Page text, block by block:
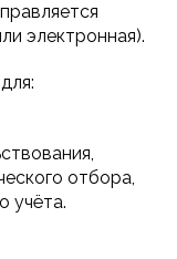
электронная).
отбора,
учёта.